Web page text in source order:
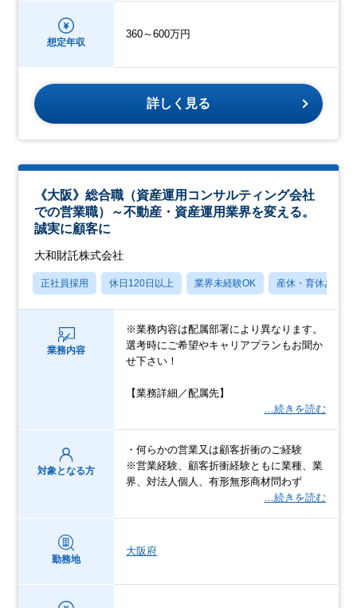
想定年収
360～600万円
詳しく見る
《大阪》総合職（資産運用コンサルティング会社
での営業職）～不動産・資産運用業界を変える。
誠実に顧客に
大和財託株式会社
正社員採用 休日120日以上 業界未経験OK 産休・育休あり
業務内容
※業務内容は配属部署により異なります。
選考時にご希望やキャリアプランもお聞か
せ下さい！
【業務詳細／配属先】
…続きを読む
対象となる方
・何らかの営業又は顧客折衝のご経験
※営業経験、顧客折衝経験ともに業種、業
界、対法人個人、有形無形商材問わず
…続きを読む
勤務地
大阪府